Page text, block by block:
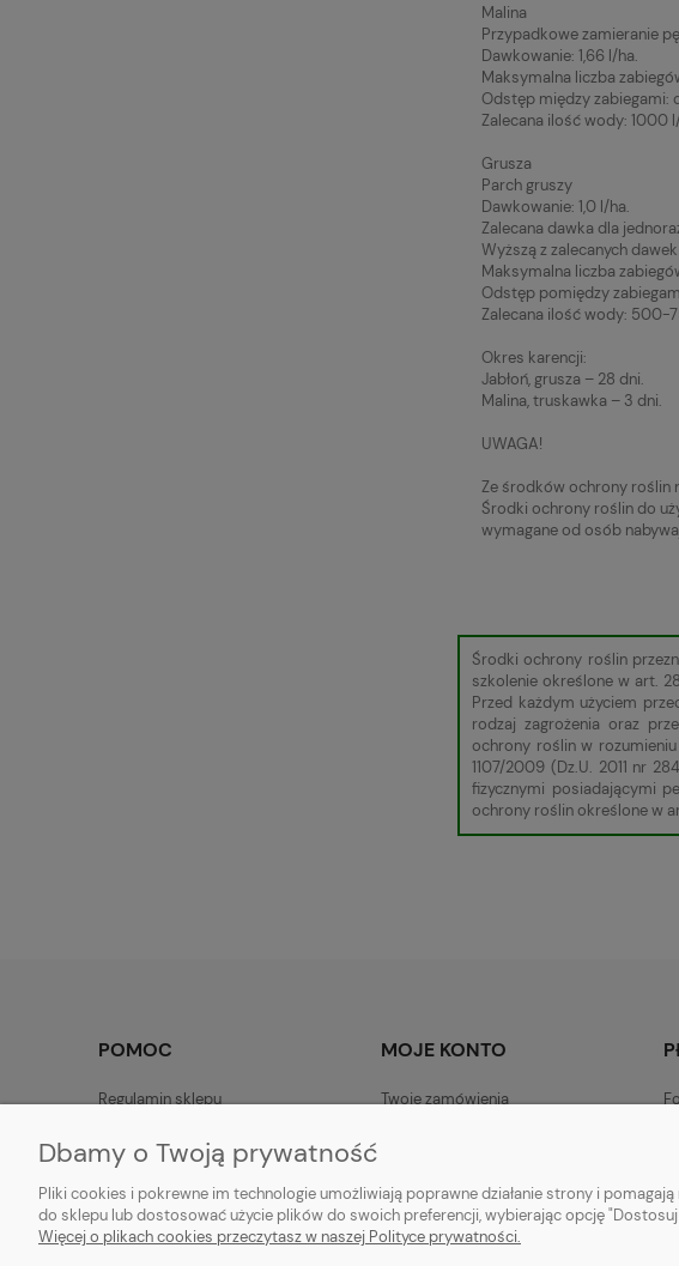
Malina
Przypadkowe zamieranie
Dawkowanie: 1,66 l/ha.
Maksymalna liczba
Odstęp między zabiegami:
Zalecana ilość wody: 1000
Grusza
Parch gruszy
Dawkowanie: 1,0 l/ha.
Zalecana dawka dla
Wyższą z zalecanych
Maksymalna liczba
Odstęp pomiędzy
Zalecana ilość wody: 500-
Okres karencji:
Jabłoń, grusza – 28 dni.
Malina, truskawka – 3 dni.
UWAGA!
Ze środków ochrony roślin
Środki ochrony roślin do
wymagane od osób
Środki ochrony roślin
szkolenie określone w art.
Przed każdym użyciem
rodzaj zagrożenia oraz
ochrony roślin w
1107/2009 (Dz.U. 2011 nr
fizycznymi posiadającymi
ochrony roślin określone w
POMOC
Regulamin sklepu
Polityka prywatności - własna
Zwroty i reklamacje
MOJE KONTO
Twoje zamówienia
Dbamy o Twoją prywatność
Pliki cookies i pokrewne im technologie umożliwiają poprawne działanie strony i
do sklepu lub dostosować użycie plików do swoich preferencji, wybierając opcję "Dostosuj
Więcej o plikach cookies przeczytasz w naszej Polityce prywatności.